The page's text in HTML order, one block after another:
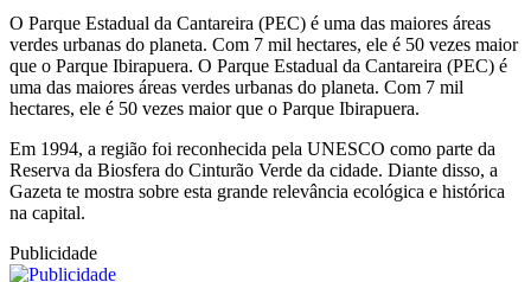
O Parque Estadual da Cantareira (PEC) é uma das maiores áreas
verdes urbanas do planeta. Com 7 mil hectares, ele é 50 vezes maior
que o Parque Ibirapuera. O Parque Estadual da Cantareira (PEC) é
uma das maiores áreas verdes urbanas do planeta. Com 7 mil
hectares, ele é 50 vezes maior que o Parque Ibirapuera.
Em 1994, a região foi reconhecida pela UNESCO como parte da
Reserva da Biosfera do Cinturão Verde da cidade. Diante disso, a
Gazeta te mostra sobre esta grande relevância ecológica e histórica
na capital.
Publicidade